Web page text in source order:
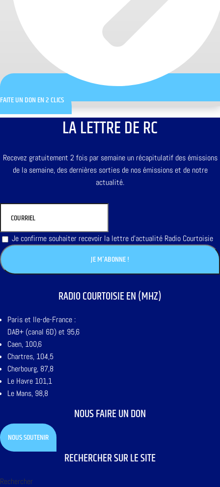
FAITE UN DON EN 2 CLICS
LA LETTRE DE RC
Recevez gratuitement 2 fois par semaine un récapitulatif des émissions
de la semaine, des dernières sorties de nos émissions et de notre
actualité.
Je confirme souhaiter recevoir la lettre d'actualité Radio Courtoisie
RADIO COURTOISIE EN (MHZ)
Paris et Ile-de-France :
DAB+ (canal 6D) et 95,6
Caen, 100,6
Chartres, 104,5
Cherbourg, 87,8
Le Havre 101,1
Le Mans, 98,8
NOUS FAIRE UN DON
NOUS SOUTENIR
RECHERCHER SUR LE SITE
Rechercher